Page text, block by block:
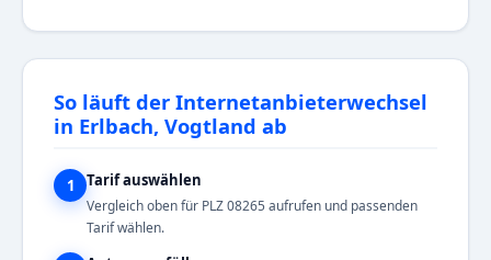
So läuft der Internetanbieterwechsel
in Erlbach, Vogtland ab
1 Tarif auswählen
Vergleich oben für PLZ 08265 aufrufen und passenden
Tarif wählen.